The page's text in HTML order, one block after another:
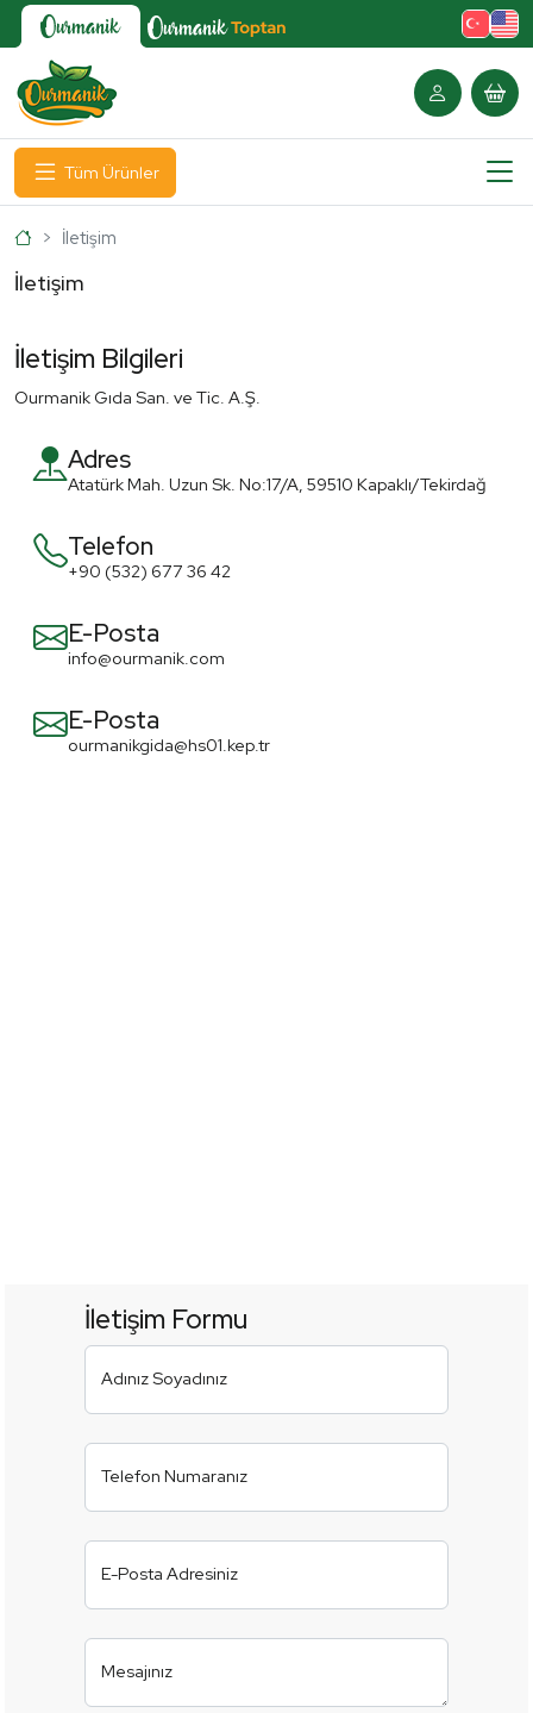
Tüm Ürünler
Ana Sayfa
İletişim
İletişim
İletişim Bilgileri
Ourmanik Gıda San. ve Tic. A.Ş.
Adres
Atatürk Mah. Uzun Sk. No:17/A, 59510 Kapaklı/Tekirdağ
Telefon
+90 (532) 677 36 42
E-Posta
info@ourmanik.com
E-Posta
ourmanikgida@hs01.kep.tr
İletişim Formu
Adınız Soyadınız
Telefon Numaranız
E-Posta Adresiniz
Mesajınız